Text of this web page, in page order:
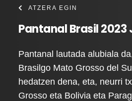
ATZERA EGIN
Pantanal Brasil 2023
Pantanal lautada alubiala
Brasilgo Mato Grosso del
hedatzen dena, eta, neurri
Grosso eta Bolivia eta